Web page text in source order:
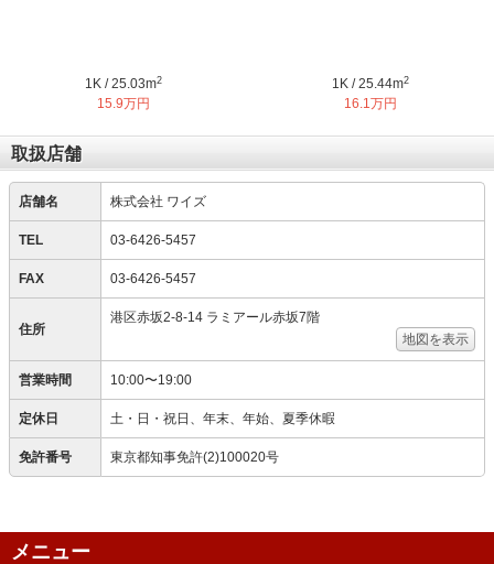
1K / 25.03m2
15.9万円
1K / 25.44m2
16.1万円
取扱店舗
店舗名 株式会社 ワイズ
TEL 03-6426-5457
FAX 03-6426-5457
住所
港区赤坂2-8-14 ラミアール赤坂7階
地図を表示
営業時間 10:00〜19:00
定休日 土・日・祝日、年末、年始、夏季休暇
免許番号 東京都知事免許(2)100020号
メニュー